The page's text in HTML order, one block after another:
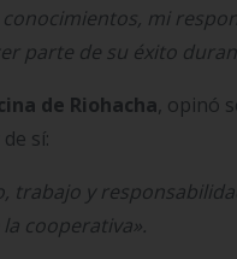
mi
parte de su éxito
de Riohacha, opinó
sí:
trabajo y
cooperativa».